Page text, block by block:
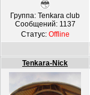
Группа: Tenkara club
Сообщений: 1137
Статус: Offline
Tenkara-Nick